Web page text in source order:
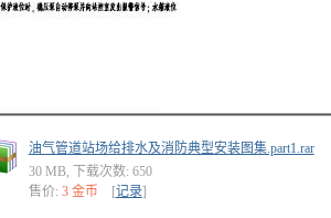
油气管道站场给排水及消防典型安装图集.part1.rar
30 MB, 下载次数: 650
售价: 3 金币 [记录]